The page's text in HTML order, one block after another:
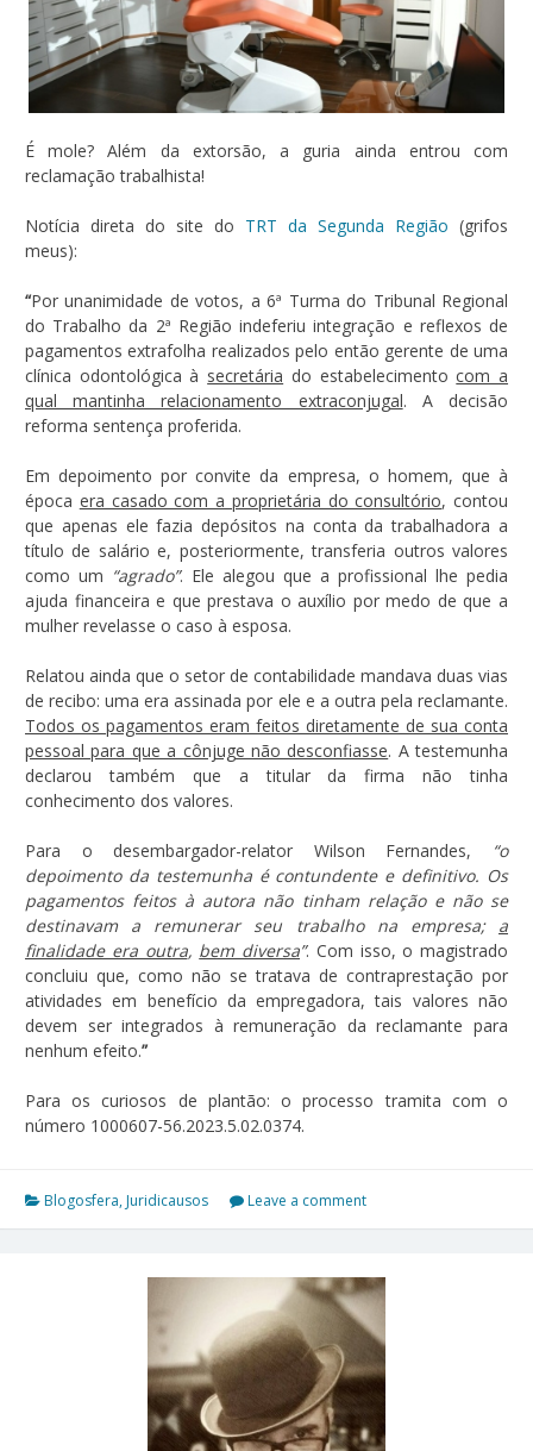
É mole? Além da extorsão, a guria ainda entrou com
reclamação trabalhista!
Notícia direta do site do TRT da Segunda Região (grifos
meus):
“Por unanimidade de votos, a 6ª Turma do Tribunal Regional
do Trabalho da 2ª Região indeferiu integração e reflexos de
pagamentos extrafolha realizados pelo então gerente de uma
clínica odontológica à secretária do estabelecimentocom a
qual mantinha relacionamento extraconjugal. A decisão
reforma sentença proferida.
Em depoimento por convite da empresa, o homem, que à
época era casado com a proprietária do consultório, contou
que apenas ele fazia depósitos na conta da trabalhadora a
título de salário e, posteriormente, transferia outros valores
como um “agrado”. Ele alegou que a profissional lhe pedia
ajuda financeira e que prestava o auxílio por medo de que a
mulher revelasse o caso à esposa.
Relatou ainda que o setor de contabilidade mandava duas vias
de recibo: uma era assinada por ele e a outra pela reclamante.
Todos os pagamentos eram feitos diretamente de sua conta
pessoal para que a cônjuge não desconfiasse. A testemunha
declarou também que a titular da firma não tinha
conhecimento dos valores.
Para o desembargador-relator Wilson Fernandes,
“o
depoimento da testemunha é contundente e definitivo. Os
pagamentos feitos à autora não tinham relação e não se
destinavam a remunerar seu trabalho na empresa; a
finalidade era outra, bem diversa”. Com isso, o magistrado
concluiu que, como não se tratava de contraprestação por
atividades em benefício da empregadora, tais valores não
devem ser integrados à remuneração da reclamante para
nenhum efeito.”
Para os curiosos de plantão: o processo tramita com o
número 1000607-56.2023.5.02.0374.
Blogosfera, Juridicausos Leave a comment